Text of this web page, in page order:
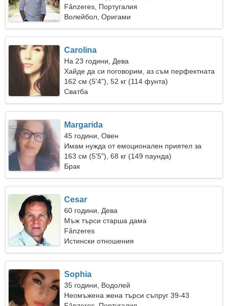
Fânzeres, Португалия
Волейбол, Оригами
Carolina
На 23 години, Дева
Хайде да си поговорим, аз съм перфектната
жена
162 см (5'4"), 52 кг (114 фунта)
Сватба
Margarida
45 години, Овен
Имам нужда от емоционален приятел за
романтика
163 см (5'5"), 68 кг (149 паунда)
Брак
Cesar
60 години, Дева
Мъж търси старша дама
Fânzeres
Истински отношения
Sophia
35 години, Водолей
Неомъжена жена търси съпруг 39-43